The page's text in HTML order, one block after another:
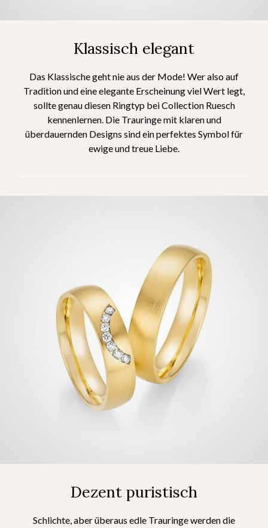
Klassisch elegant
Das Klassische geht nie aus der Mode! Wer also auf
Tradition und eine elegante Erscheinung viel Wert legt,
sollte genau diesen Ringtyp bei Collection Ruesch
kennenlernen. Die Trauringe mit klaren und
überdauernden Designs sind ein perfektes Symbol für
ewige und treue Liebe.
Dezent puristisch
Schlichte, aber überaus edle Trauringe werden die